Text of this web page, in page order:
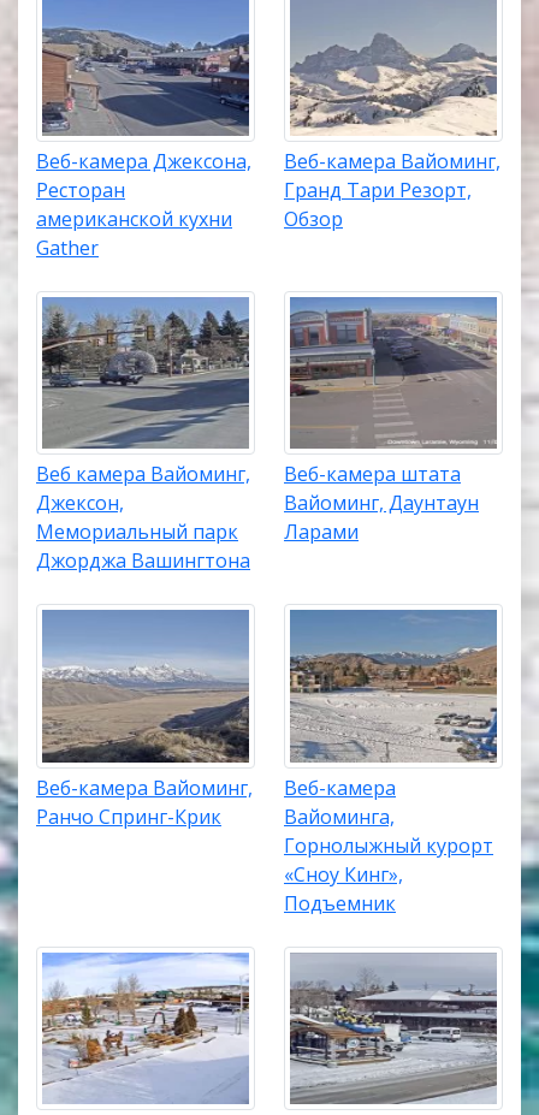
Веб-камера Джексона,
Ресторан
американской кухни
Gather
Веб-камера Вайоминг,
Гранд Тари Резорт,
Обзор
Веб камера Вайоминг,
Джексон,
Мемориальный парк
Джорджа Вашингтона
Веб-камера штата
Вайоминг, Даунтаун
Ларами
Веб-камера Вайоминг,
Ранчо Спринг-Крик
Веб-камера
Вайоминга,
Горнолыжный курорт
«Сноу Кинг»,
Подъемник